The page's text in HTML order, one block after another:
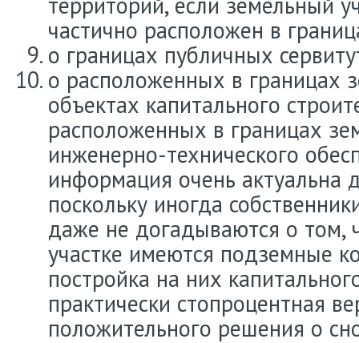
частично расположен в
о границах публичных
о расположенных в границах
объектах капитального
расположенных в границах
инженерно-технического
информация очень актуальна
поскольку иногда
даже не догадываются о том,
участке имеются подземные
постройка на них
практически стопроцентная
положительного решения о